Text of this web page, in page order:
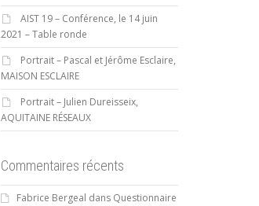
AIST 19 – Conférence, le 14 juin
2021 – Table ronde
Portrait – Pascal et Jérôme Esclaire,
MAISON ESCLAIRE
Portrait – Julien Dureisseix,
AQUITAINE RÉSEAUX
Commentaires récents
Fabrice Bergeal dans Questionnaire